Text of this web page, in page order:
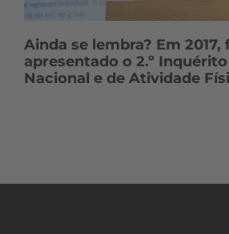
Ainda se lembra? Em 2017,
apresentado o 2.º
Nacional e de Atividade